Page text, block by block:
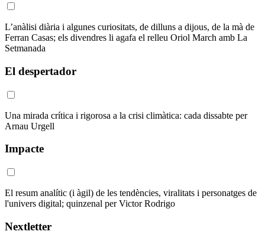
L’anàlisi diària i algunes curiositats, de dilluns a dijous, de la mà de
Ferran Casas; els divendres li agafa el relleu Oriol March amb La
Setmanada
El despertador
Una mirada crítica i rigorosa a la crisi climàtica: cada dissabte per
Arnau Urgell
Impacte
El resum analític (i àgil) de les tendències, viralitats i personatges de
l'univers digital; quinzenal per Victor Rodrigo
Nextletter